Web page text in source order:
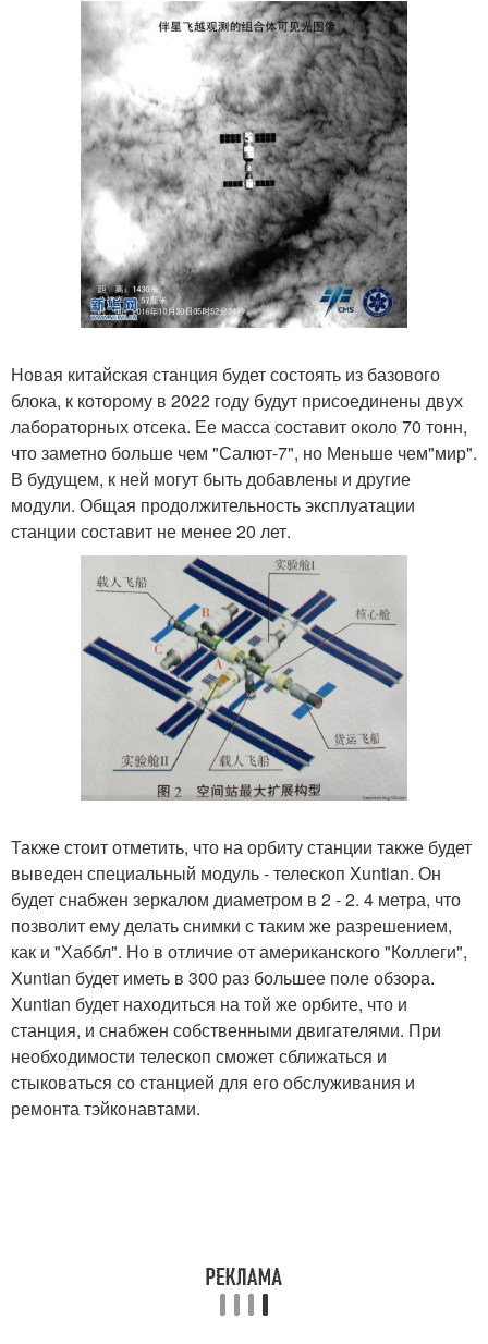
Новая китайская станция будет состоять из базового
блока, к которому в 2022 году будут присоединены двух
лабораторных отсека. Ее масса составит около 70 тонн,
что заметно больше чем "Салют-7", но Меньше чем"мир".
В будущем, к ней могут быть добавлены и другие
модули. Общая продолжительность эксплуатации
станции составит не менее 20 лет.
Также стоит отметить, что на орбиту станции также будет
выведен специальный модуль - телескоп Xuntian. Он
будет снабжен зеркалом диаметром в 2 - 2. 4 метра, что
позволит ему делать снимки с таким же разрешением,
как и "Хаббл". Но в отличие от американского "Коллеги",
Xuntian будет иметь в 300 раз большее поле обзора.
Xuntian будет находиться на той же орбите, что и
станция, и снабжен собственными двигателями. При
необходимости телескоп сможет сближаться и
стыковаться со станцией для его обслуживания и
ремонта тэйконавтами.